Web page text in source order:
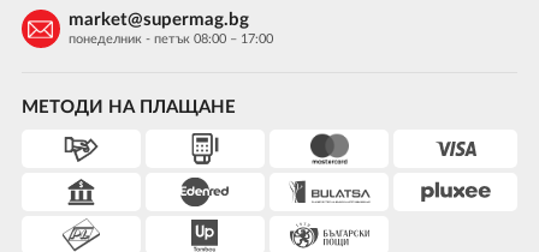
МЕТОДИ НА ПЛАЩАНЕ
market@supermag.bg
понеделник - петък 08:00 – 17:00